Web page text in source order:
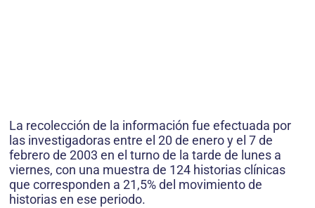
La recolección de la información fue efectuada por
las investigadoras entre el 20 de enero y el 7 de
febrero de 2003 en el turno de la tarde de lunes a
viernes, con una muestra de 124 historias clínicas
que corresponden a 21,5% del movimiento de
historias en ese periodo.